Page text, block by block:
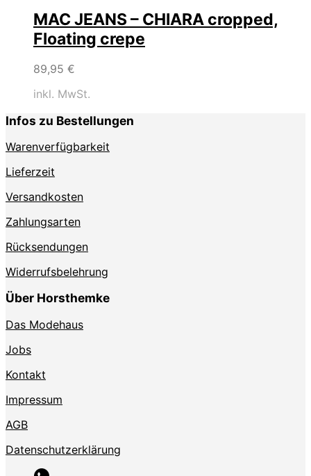
MAC JEANS – CHIARA cropped,
Floating crepe
89,95 €
inkl. MwSt.
Infos zu Bestellungen
Warenverfügbarkeit
Lieferzeit
Versandkosten
Zahlungsarten
Rücksendungen
Widerrufsbelehrung
Über Horsthemke
Das Modehaus
Jobs
Kontakt
Impressum
AGB
Datenschutzerklärung